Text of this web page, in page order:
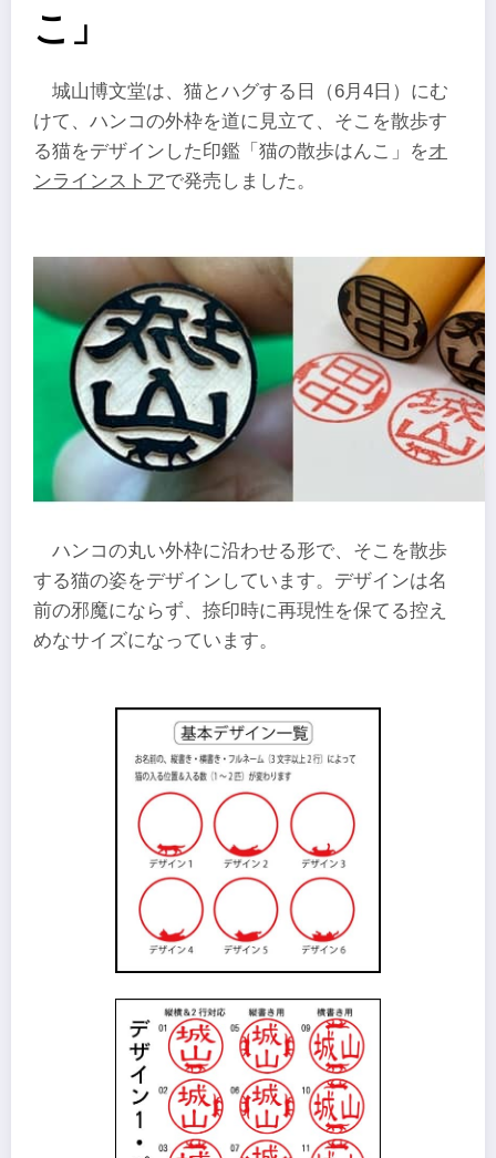
こ」
城山博文堂は、猫とハグする日（6月4日）にむ
けて、ハンコの外枠を道に見立て、そこを散歩す
る猫をデザインした印鑑「猫の散歩はんこ」をオ
ンラインストアで発売しました。
ハンコの丸い外枠に沿わせる形で、そこを散歩
する猫の姿をデザインしています。デザインは名
前の邪魔にならず、捺印時に再現性を保てる控え
めなサイズになっています。